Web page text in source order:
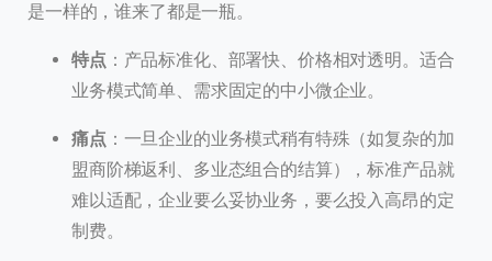
是一样的，谁来了都是一瓶。
特点 ：产品标准化、部署快、价格相对透明。适合
业务模式简单、需求固定的中小微企业。
痛点 ：一旦企业的业务模式稍有特殊（如复杂的加
盟商阶梯返利、多业态组合的结算），标准产品就
难以适配，企业要么妥协业务，要么投入高昂的定
制费。